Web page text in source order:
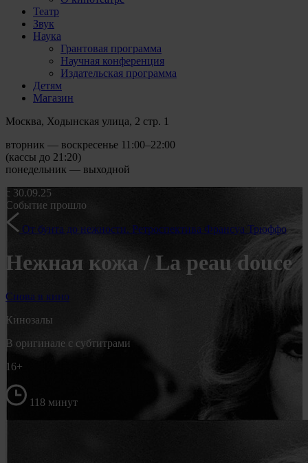
Театр
Звук
Наука
Грантовая программа
Научная конференция
Издательская программа
Детям
Магазин
Москва, Ходынская улица, 2 стр. 1
вторник — воскресенье 11:00–22:00
(кассы до 21:20)
понедельник — выходной
с 30.09.25
Событие прошло
От бунта до нежности. Ретроспектива Франсуа Трюффо
Нежная кожа / La peau douce
Снова в кино
Кинозалы
В оригинале с субтитрами
16+
118 минут